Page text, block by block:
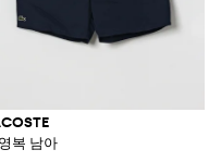
복 남아